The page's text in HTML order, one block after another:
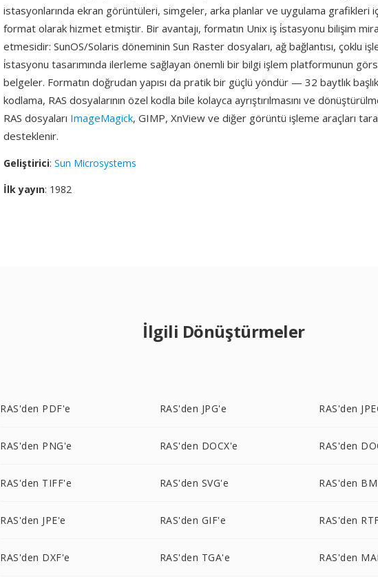
istasyonlarında ekran görüntüleri, simgeler, arka planlar ve uygulama grafikleri
format olarak hizmet etmiştir. Bir avantajı, formatın Unix iş i̇stasyonu bilişim
etmesidir: SunOS/Solaris döneminin Sun Raster dosyaları, ağ bağlantısı, çoklu
i̇stasyonu tasarımında ilerleme sağlayan önemli bir bilgi işlem platformunun
belgeler. Formatın doğrudan yapısı da pratik bir güçlü yöndür — 32 baytlık
kodlama, RAS dosyalarının özel kodla bile kolayca ayrıştırılmasını ve
RAS dosyaları ImageMagick, GIMP, XnView ve diğer görüntü işleme araçları
desteklenir.
Geliştirici: Sun Microsystems
İlk yayın: 1982
İlgili Dönüştürmeler
RAS'den PDF'e RAS'den JPG'e RAS'den
RAS'den PNG'e RAS'den DOCX'e RAS'den
RAS'den TIFF'e RAS'den SVG'e RAS'den
RAS'den JPE'e RAS'den GIF'e RAS'den
RAS'den DXF'e RAS'den TGA'e RAS'den